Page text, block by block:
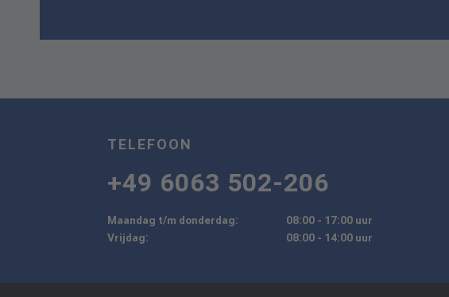
TELEFOON
+49 6063 502-206
Maandag t/m donderdag:
08:00 - 17:00 uur
Vrijdag:
08:00 - 14:00 uur